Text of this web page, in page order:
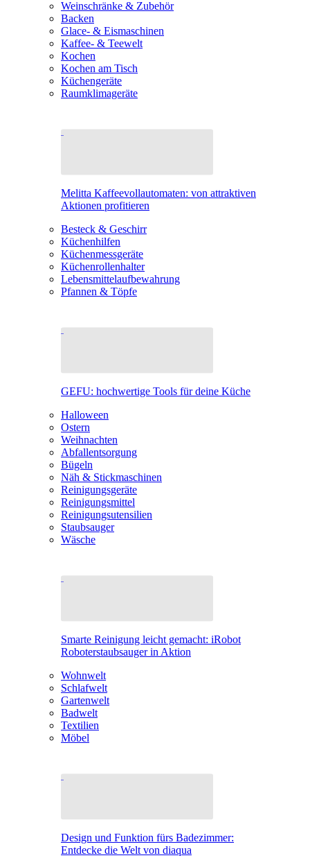
Weinschränke & Zubehör
Backen
Glace- & Eismaschinen
Kaffee- & Teewelt
Kochen
Kochen am Tisch
Küchengeräte
Raumklimageräte
Melitta Kaffeevollautomaten: von attraktiven
Aktionen profitieren
Besteck & Geschirr
Küchenhilfen
Küchenmessgeräte
Küchenrollenhalter
Lebensmittelaufbewahrung
Pfannen & Töpfe
GEFU: hochwertige Tools für deine Küche
Halloween
Ostern
Weihnachten
Abfallentsorgung
Bügeln
Näh & Stickmaschinen
Reinigungsgeräte
Reinigungsmittel
Reinigungsutensilien
Staubsauger
Wäsche
Smarte Reinigung leicht gemacht: iRobot
Roboterstaubsauger in Aktion
Wohnwelt
Schlafwelt
Gartenwelt
Badwelt
Textilien
Möbel
Design und Funktion fürs Badezimmer:
Entdecke die Welt von diaqua